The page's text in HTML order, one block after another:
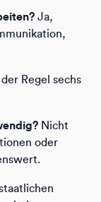
Ja,
Regel sechs
Nicht
oder